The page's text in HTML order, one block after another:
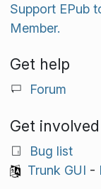
Support EPub
Member.
Get help
Forum
Get involved
Bug list
Trunk GUI -